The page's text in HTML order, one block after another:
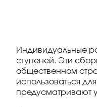
Индивидуальные
ступеней. Эти
общественном
использоваться
предусматривают